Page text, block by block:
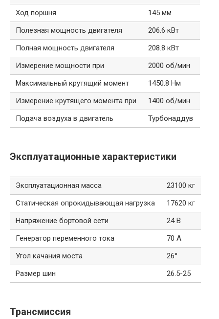
Ход поршня
145 мм
Полезная мощность двигателя
206.6 кВт
Полная мощность двигателя
208.8 кВт
Измерение мощности при
2000 об/мин
Максимальный крутящий момент
1450.8 Нм
Измерение крутящего момента при
1400 об/мин
Подача воздуха в двигатель
Турбонаддув
Эксплуатационные характеристики
Эксплуатационная масса
23100 кг
Статическая опрокидывающая нагрузка
17620 кг
Напряжение бортовой сети
24 В
Генератор переменного тока
70 А
Угол качания моста
26°
Размер шин
26.5-25
Трансмиссия